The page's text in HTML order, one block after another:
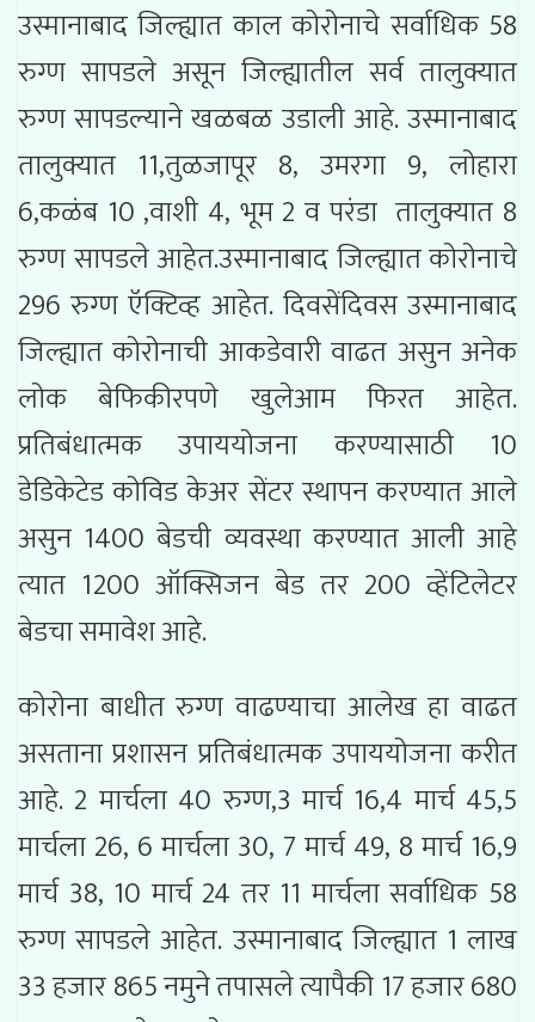
उस्मानाबाद जिल्ह्यात काल कोरोनाचे सर्वाधिक 58
रुग्ण सापडले असून जिल्ह्यातील सर्व तालुक्यात
रुग्ण सापडल्याने खळबळ उडाली आहे. उस्मानाबाद
तालुक्यात 11,तुळजापूर 8, उमरगा 9, लोहारा
6,कळंब 10 ,वाशी 4, भूम 2 व परंडा तालुक्यात 8
रुग्ण सापडले आहेत.उस्मानाबाद जिल्ह्यात कोरोनाचे
296 रुग्ण ऍक्टिव्ह आहेत. दिवसेंदिवस उस्मानाबाद
जिल्ह्यात कोरोनाची आकडेवारी वाढत असुन अनेक
लोक बेफिकीरपणे खुलेआम फिरत आहेत.
प्रतिबंधात्मक उपाययोजना करण्यासाठी 10
डेडिकेटेड कोविड केअर सेंटर स्थापन करण्यात आले
असुन 1400 बेडची व्यवस्था करण्यात आली आहे
त्यात 1200 ऑक्सिजन बेड तर 200 व्हेंटिलेटर
बेडचा समावेश आहे.
कोरोना बाधीत रुग्ण वाढण्याचा आलेख हा वाढत
असताना प्रशासन प्रतिबंधात्मक उपाययोजना करीत
आहे. 2 मार्चला 40 रुग्ण,3 मार्च 16,4 मार्च 45,5
मार्चला 26, 6 मार्चला 30, 7 मार्च 49, 8 मार्च 16,9
मार्च 38, 10 मार्च 24 तर 11 मार्चला सर्वाधिक 58
रुग्ण सापडले आहेत. उस्मानाबाद जिल्ह्यात 1 लाख
33 हजार 865 नमुने तपासले त्यापैकी 17 हजार 680